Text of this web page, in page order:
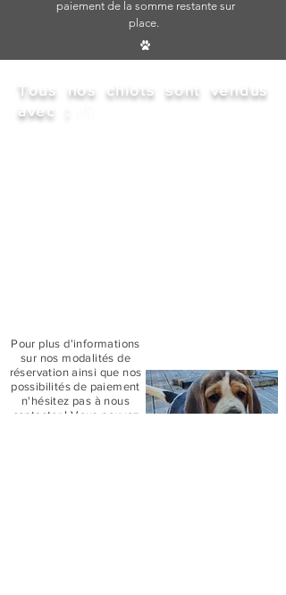
paiement de la somme restante sur
place.
Tous nos chiots sont vendus
avec :
Pour plus d'informations
sur nos modalités de
réservation ainsi que nos
possibilités de paiement
n'hésitez pas à nous
contacter ! Vous pouvez